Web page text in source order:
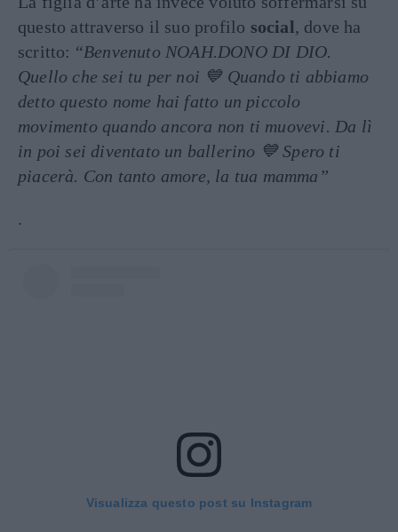
questo attraverso il suo profilo social, dove ha
scritto: “Benvenuto NOAH.DONO DI DIO.
Quello che sei tu per noi 💙 Quando ti abbiamo
detto questo nome hai fatto un piccolo
movimento quando ancora non ti muovevi. Da lì
in poi sei diventato un ballerino 💙 Spero ti
piacerà. Con tanto amore, la tua mamma”
.
Visualizza questo post su Instagram